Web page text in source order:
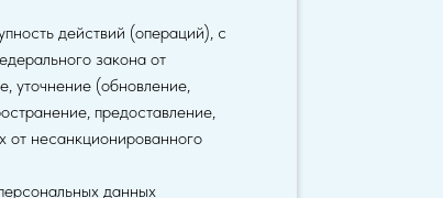
действий (операций), с
закона от
уточнение (обновление,
предоставление,
несанкционированного
данных